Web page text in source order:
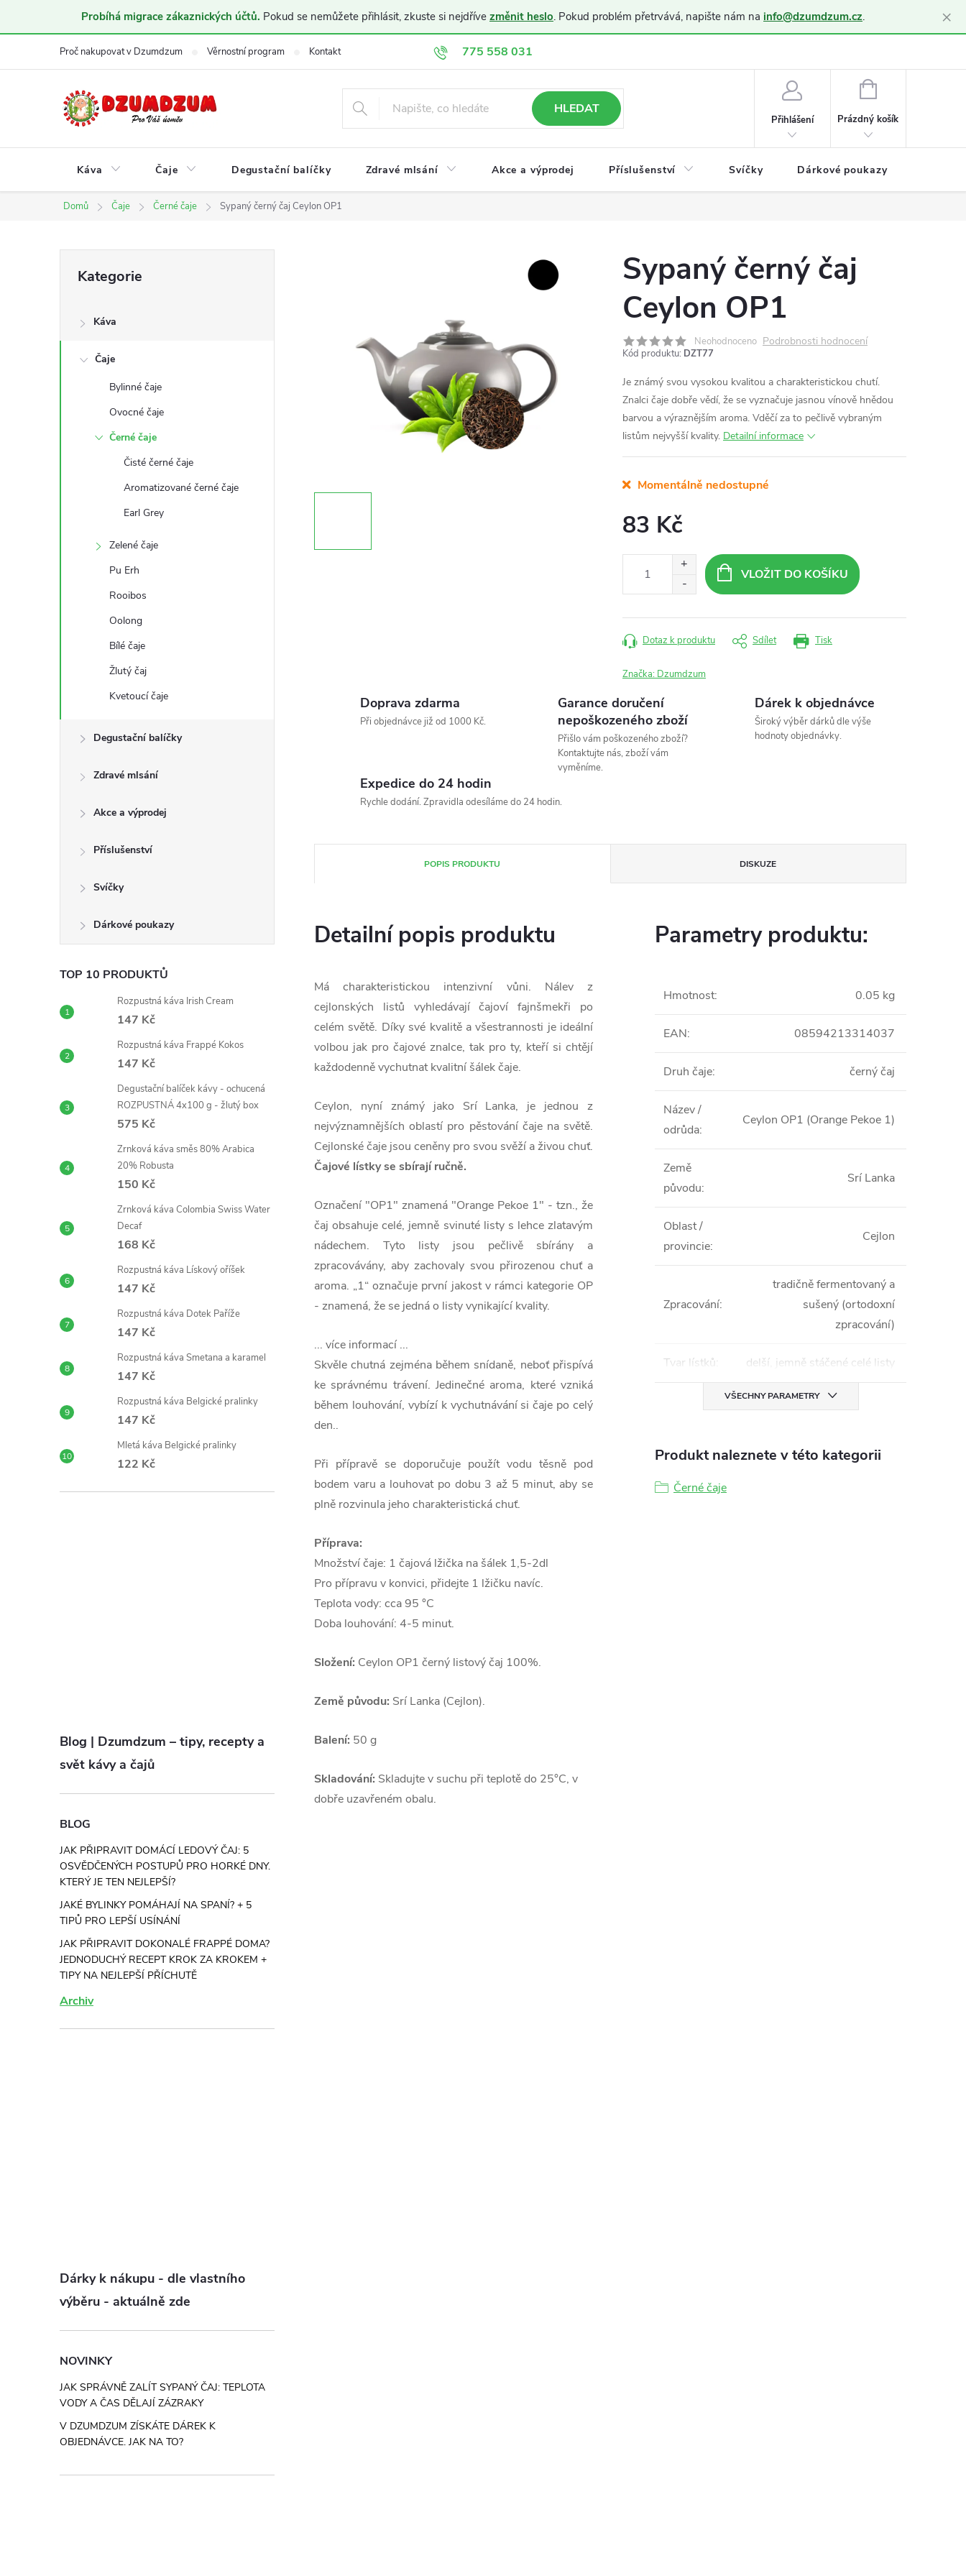
Probíhá migrace zákaznických účtů. Pokud se nemůžete přihlásit, zkuste si nejdříve změnit heslo. Pokud problém přetrvává, napište nám na info@dzumdzum.cz. ×
775 558 031
Proč nakupovat v Dzumdzum Věrnostní program Kontakt Doprava a platba Obchodní podmínky
HLEDAT
Přihlášení
NÁKUPNÍ
Prázdný košík
Káva Čaje Degustační balíčky Zdravé mlsání Akce a výprodej Příslušenství Svíčky Dárkové poukazy
Domů Čaje Černé čaje Sypaný černý čaj Ceylon OP1
s
kategorie
Kategorie
Káva
Čaje
Bylinné čaje
Ovocné čaje
Černé čaje
Čisté černé čaje
Aromatizované černé čaje
Earl Grey
Zelené čaje
Pu Erh
Rooibos
Oolong
Bílé čaje
Žlutý čaj
Kvetoucí čaje
Degustační balíčky
Zdravé mlsání
Akce a výprodej
Příslušenství
Svíčky
Dárkové poukazy
TOP 10 PRODUKTŮ
Rozpustná káva Irish Cream
147 Kč
Rozpustná káva Frappé Kokos
147 Kč
Degustační balíček kávy - ochucená
ROZPUSTNÁ 4x100 g - žlutý box
575 Kč
Zrnková káva směs 80% Arabica
20% Robusta
150 Kč
Zrnková káva Colombia Swiss Water
Decaf
168 Kč
Rozpustná káva Lískový oříšek
147 Kč
Rozpustná káva Dotek Paříže
147 Kč
Rozpustná káva Smetana a karamel
147 Kč
Rozpustná káva Belgické pralinky
147 Kč
Mletá káva Belgické pralinky
122 Kč
Blog | Dzumdzum – tipy, recepty a
svět kávy a čajů
BLOG
JAK PŘIPRAVIT DOMÁCÍ LEDOVÝ ČAJ: 5
OSVĚDČENÝCH POSTUPŮ PRO HORKÉ DNY.
KTERÝ JE TEN NEJLEPŠÍ?
JAKÉ BYLINKY POMÁHAJÍ NA SPANÍ? + 5
TIPŮ PRO LEPŠÍ USÍNÁNÍ
JAK PŘIPRAVIT DOKONALÉ FRAPPÉ DOMA?
JEDNODUCHÝ RECEPT KROK ZA KROKEM +
TIPY NA NEJLEPŠÍ PŘÍCHUTĚ
Archiv
Dárky k nákupu - dle vlastního
výběru - aktuálně zde
NOVINKY
JAK SPRÁVNĚ ZALÍT SYPANÝ ČAJ: TEPLOTA
VODY A ČAS DĚLAJÍ ZÁZRAKY
V DZUMDZUM ZÍSKÁTE DÁREK K
OBJEDNÁVCE. JAK NA TO?
Sypaný černý čaj
Ceylon OP1
Neohodnoceno Podrobnosti hodnocení
Kód produktu: DZT77
Je známý svou vysokou kvalitou a charakteristickou chutí.
Znalci čaje dobře vědí, že se vyznačuje jasnou vínově hnědou
barvou a výraznějším aroma. Vděčí za to pečlivě vybraným
listům nejvyšší kvality. Detailní informace
Momentálně nedostupné
83 Kč
VLOŽIT DO KOŠÍKU
Tisk
Dotaz k produktu Sdílet
Značka: Dzumdzum
Doprava zdarma
Při objednávce již od 1000 Kč.
Garance doručení
nepoškozeného zboží
Přišlo vám poškozeného zboží?
Kontaktujte nás, zboží vám
vyměníme.
Dárek k objednávce
Široký výběr dárků dle výše
hodnoty objednávky.
Expedice do 24 hodin
Rychle dodání. Zpravidla odesíláme do 24 hodin.
POPIS PRODUKTU DISKUZE
Detailní popis produktu
Má charakteristickou intenzivní vůni. Nálev z
cejlonských listů vyhledávají čajoví fajnšmekři po
celém světě. Díky své kvalitě a všestrannosti je ideální
volbou jak pro čajové znalce, tak pro ty, kteří si chtějí
každodenně vychutnat kvalitní šálek čaje.
Ceylon, nyní známý jako Srí Lanka, je jednou z
nejvýznamnějších oblastí pro pěstování čaje na světě.
Cejlonské čaje jsou ceněny pro svou svěží a živou chuť.
Čajové lístky se sbírají ručně.
Označení "OP1" znamená "Orange Pekoe 1" - tzn., že
čaj obsahuje celé, jemně svinuté listy s lehce zlatavým
nádechem. Tyto listy jsou pečlivě sbírány a
zpracovávány, aby zachovaly svou přirozenou chuť a
aroma. „1“ označuje první jakost v rámci kategorie OP
- znamená, že se jedná o listy vynikající kvality.
... více informací ...
Skvěle chutná zejména během snídaně, neboť přispívá
ke správnému trávení. Jedinečné aroma, které vzniká
během louhování, vybízí k vychutnávání si čaje po celý
den..
Při přípravě se doporučuje použít vodu těsně pod
bodem varu a louhovat po dobu 3 až 5 minut, aby se
plně rozvinula jeho charakteristická chuť.
Příprava:
Množství čaje: 1 čajová lžička na šálek 1,5-2dl
Pro přípravu v konvici, přidejte 1 lžičku navíc.
Teplota vody: cca 95 °C
Doba louhování: 4-5 minut.
Složení: Ceylon OP1 černý listový čaj 100%.
Země původu: Srí Lanka (Cejlon).
Balení: 50 g
Skladování: Skladujte v suchu při teplotě do 25°C, v
dobře uzavřeném obalu.
Parametry produktu:
Hmotnost: 0.05 kg
EAN: 08594213314037
Druh čaje: černý čaj
Název /
odrůda:
Ceylon OP1 (Orange Pekoe 1)
Země
původu:
Srí Lanka
Oblast /
provincie:
Cejlon
Zpracování:
tradičně fermentovaný a
sušený (ortodoxní
zpracování)
Tvar lístků: delší, jemně stáčené celé listy
VŠECHNY PARAMETRY
Produkt naleznete v této kategorii
Černé čaje